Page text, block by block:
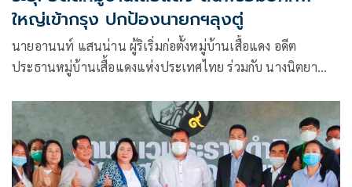
ใหญ่เข้ากรุง ปกป้องนายกฯลุงตู่
นายอานนท์ แสนน่าน ผู้ริเริ่มก่อตั้งหมู่บ้านเสื้อแดง อดีต
ประธานหมู่บ้านเสื้อแดงแห่งประเทศไทย ร่วมกับ นางนิตยา